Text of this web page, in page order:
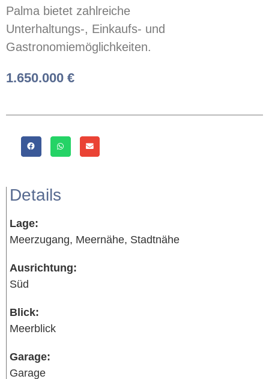
Palma bietet zahlreiche
Unterhaltungs-, Einkaufs- und
Gastronomiemöglichkeiten.
1.650.000 €
Details
Lage:
Meerzugang, Meernähe, Stadtnähe
Ausrichtung:
Süd
Blick:
Meerblick
Garage:
Garage